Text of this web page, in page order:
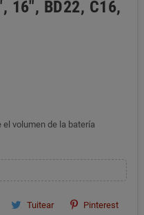
16", BD22, C16,
volumen de la batería
Tuitear Pinterest